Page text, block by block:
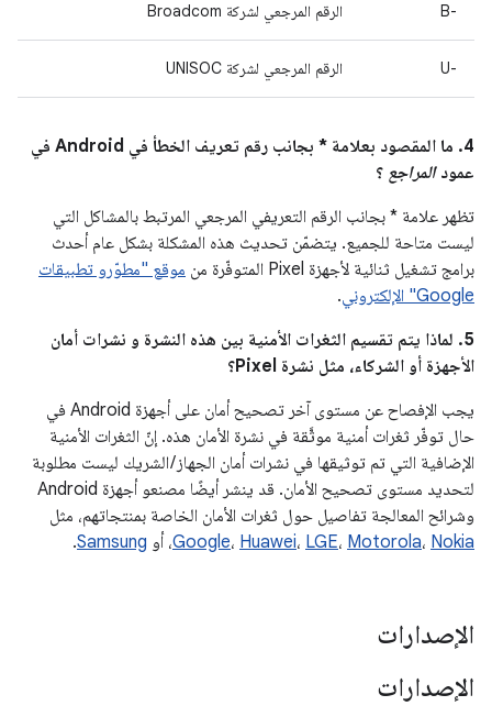
B-‎ الرقم المرجعي لشركة Broadcom
U-‎ الرقم المرجعي لشركة UNISOC
4. ما المقصود بعلامة * بجانب رقم تعريف الخطأ في Android في
عمودالمراجع ؟
تظهر علامة * بجانب الرقم التعريفي المرجعي المرتبط بالمشاكل التي
ليست متاحة للجميع. يتضمّن تحديث هذه المشكلة بشكل عام أحدث
برامج تشغيل ثنائية لأجهزة Pixel المتوفّرة من
موقع "مطوّرو تطبيقات
Google" الإلكتروني
.
5. لماذا يتم تقسيم الثغرات الأمنية بين هذه النشرة و نشرات أمان
الأجهزة أو الشركاء، مثل نشرة Pixel؟
يجب الإفصاح عن مستوى آخر تصحيح أمان على أجهزة Android في
حال توفّر ثغرات أمنية موثَّقة في نشرة الأمان هذه. إنّ الثغرات الأمنية
الإضافية التي تم توثيقها في نشرات أمان الجهاز / الشريك ليست مطلوبة
لتحديد مستوى تصحيح الأمان. قد ينشر أيضًا مصنعو أجهزة Android
وشرائح المعالجة تفاصيل حول ثغرات الأمان الخاصة بمنتجاتهم، مثل
Google، Huawei، LGE، Motorola، Nokia ، أو Samsung
.
الإصدارات
الإصدارات